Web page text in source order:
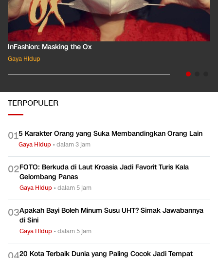
InFashion: Masking the Ox
Gaya Hidup
TERPOPULER
015 Karakter Orang yang Suka Membandingkan Orang Lain
Gaya Hidup •dalam 3 jam
02FOTO: Berkuda di Laut Kroasia Jadi Favorit Turis Kala
Gelombang Panas
Gaya Hidup •dalam 5 jam
03Apakah Bayi Boleh Minum Susu UHT? Simak Jawabannya
di Sini
Gaya Hidup •dalam 5 jam
20 Kota Terbaik Dunia yang Paling Cocok Jadi Tempat